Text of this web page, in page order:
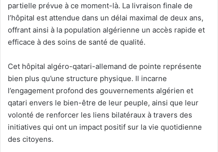
partielle prévue à ce moment-là. La livraison finale de
l’hôpital est attendue dans un délai maximal de deux ans,
offrant ainsi à la population algérienne un accès rapide et
efficace à des soins de santé de qualité.
Cet hôpital algéro-qatari-allemand de pointe représente
bien plus qu’une structure physique. Il incarne
l’engagement profond des gouvernements algérien et
qatari envers le bien-être de leur peuple, ainsi que leur
volonté de renforcer les liens bilatéraux à travers des
initiatives qui ont un impact positif sur la vie quotidienne
des citoyens.